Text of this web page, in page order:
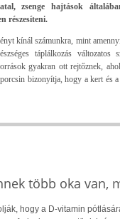
zsenge hajtások
részesíteni.
kínál számunkra, mint
táplálkozás változatos
gyakran ott rejtőznek,
bizonyítja, hogy a kert és
több oka van,
hogy a D-vitamin